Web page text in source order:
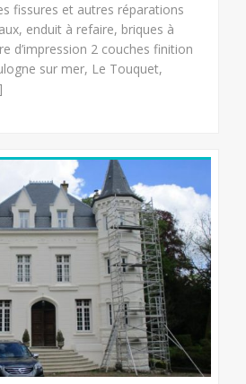
fissures et autres réparations
enduit à refaire, briques à
d’impression 2 couches finition
sur mer, Le Touquet,